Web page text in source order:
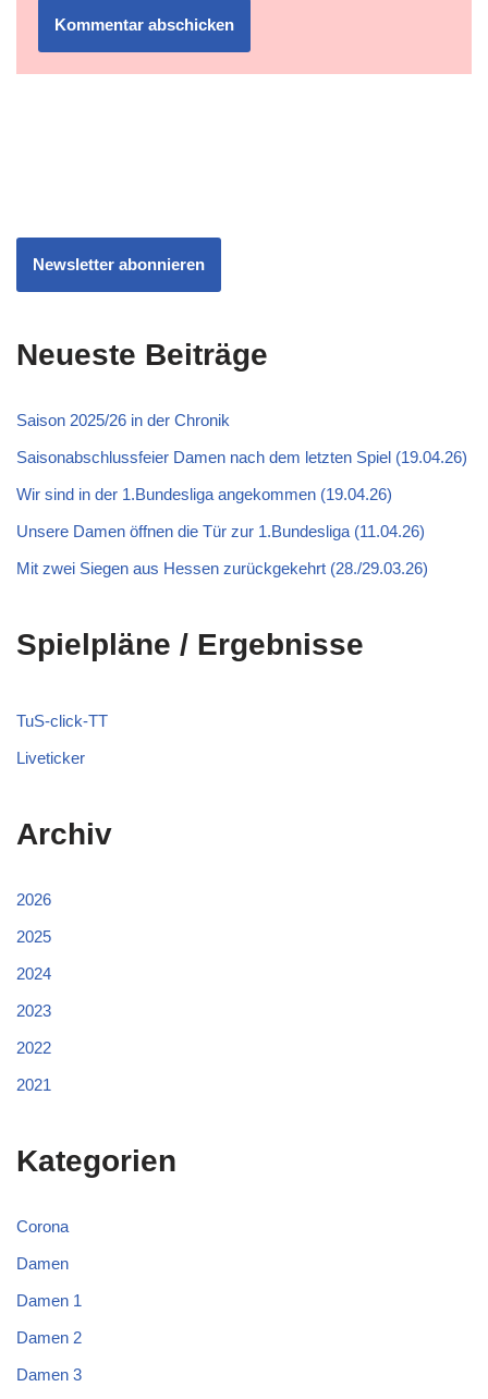
Newsletter abonnieren
Neueste Beiträge
Saison 2025/26 in der Chronik
Saisonabschlussfeier Damen nach dem letzten Spiel (19.04.26)
Wir sind in der 1.Bundesliga angekommen (19.04.26)
Unsere Damen öffnen die Tür zur 1.Bundesliga (11.04.26)
Mit zwei Siegen aus Hessen zurückgekehrt (28./29.03.26)
Spielpläne / Ergebnisse
TuS-click-TT
Liveticker
Archiv
2026
2025
2024
2023
2022
2021
Kategorien
Corona
Damen
Damen 1
Damen 2
Damen 3